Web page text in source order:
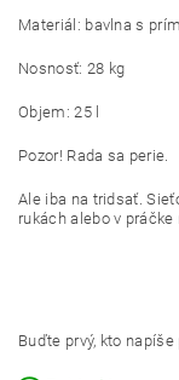
Materiál: bavlna s
Nosnosť: 28 kg
Objem: 25 l
Pozor! Rada sa perie.
Ale iba na tridsať.
rukách alebo v práčke
Buďte prvý, kto